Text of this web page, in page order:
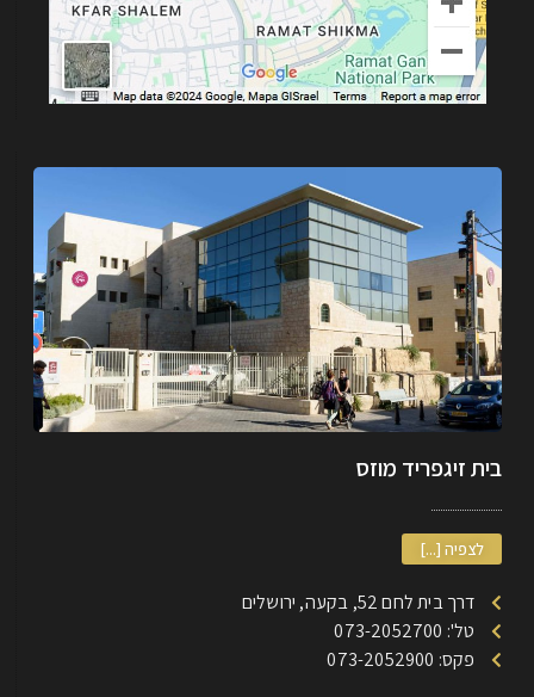
בית זיגפריד מוזס
לצפיה [...]
דרך בית לחם 52, בקעה, ירושלים
טל': 073-2052700
פקס: 073-2052900